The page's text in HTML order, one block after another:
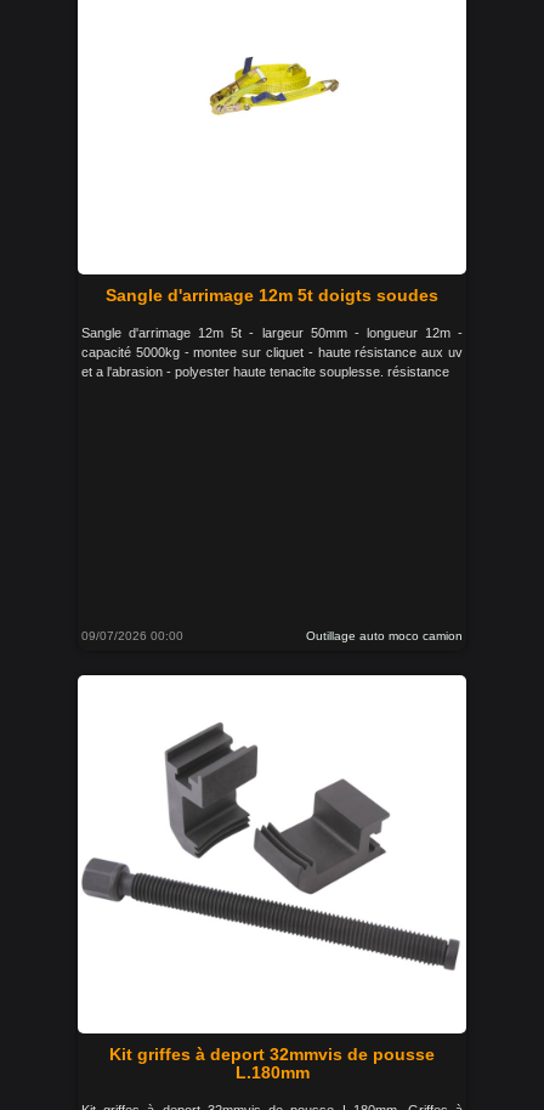
Sangle d'arrimage 12m 5t doigts soudes
Sangle d'arrimage 12m 5t - largeur 50mm - longueur 12m -
capacité 5000kg - montee sur cliquet - haute résistance aux uv
et a l'abrasion - polyester haute tenacite souplesse. résistance
09/07/2026 00:00 Outillage auto moco camion
Kit griffes à deport 32mmvis de pousse
L.180mm